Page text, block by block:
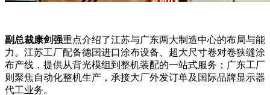
副总裁康剑强重点介绍了江苏与广东两大制造中心的布局与能
力。江苏工厂配备德国进口涂布设备、超大尺寸卷对卷狭缝涂
布产线，提供从背光模组到整机装配的一站式服务；广东工厂
则聚焦自动化整机生产，承接大厂外发订单及国际品牌显示器
代工业务。